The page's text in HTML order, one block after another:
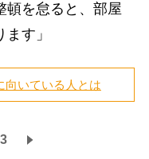
頓を怠ると、部屋
す」
向いている人とは
3